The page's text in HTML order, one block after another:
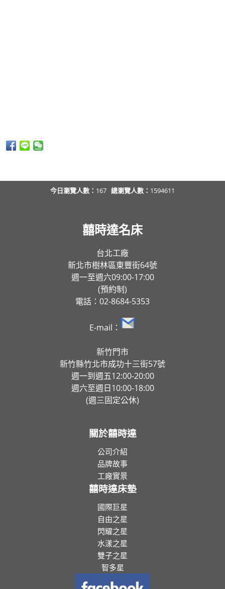
今日瀏覽人數： 167 總瀏覽人數： 1594611
囍時達名床
台北工廠
新北市樹林區東豐街64號
週一至週六09:00-17:00
(預約制)
電話：02-8684-5353
E-mail：
新竹門市
新竹縣竹北市成功十三街57號
週一到週五12:00-20:00
週六至週日10:00-18:00
(週三固定公休)
關於囍時達
公司介紹
品牌故事
工廠實景
囍時達床墊
國際巨星
自由之星
閃耀之星
水漾之星
雙子之星
智多星